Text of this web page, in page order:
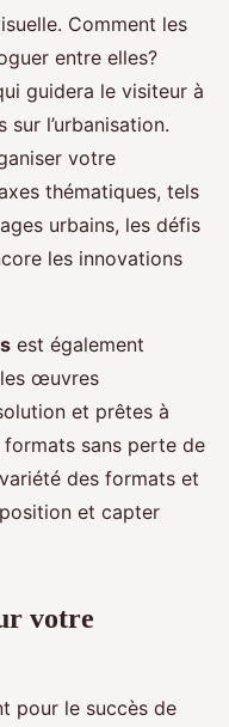
Comment les
entre elles?
guidera le visiteur à
l’urbanisation.
votre
thématiques, tels
urbains, les défis
les innovations
est également
œuvres
et prêtes à
sans perte de
des formats et
et capter
votre
pour le succès de